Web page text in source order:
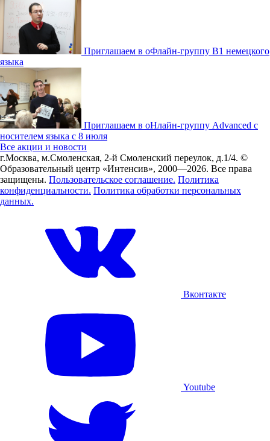
Приглашаем в оФлайн-группу В1 немецкого
языка
Приглашаем в оНлайн-группу Advanced с
носителем языка с 8 июля
Все акции и новости
г.Москва, м.Смоленская, 2-й Смоленский переулок, д.1/4. ©
Образовательный центр «Интенсив», 2000—2026. Все права
защищены. Пользовательское соглашение. Политика
конфиденциальности. Политика обработки персональных
данных.
Вконтакте
Youtube